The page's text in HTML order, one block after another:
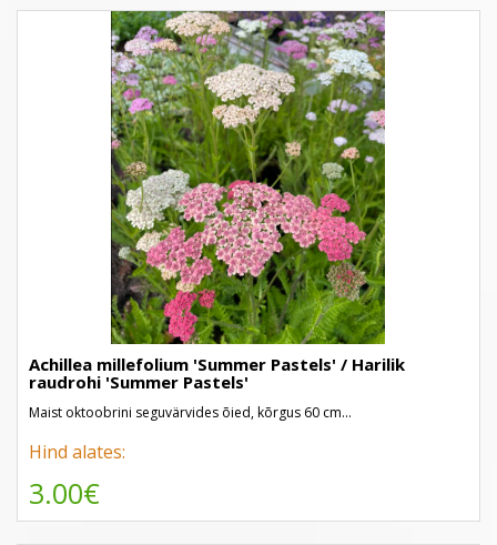
Achillea millefolium 'Summer Pastels' / Harilik
raudrohi 'Summer Pastels'
Maist oktoobrini seguvärvides õied, kõrgus 60 cm...
Hind alates:
3.00€